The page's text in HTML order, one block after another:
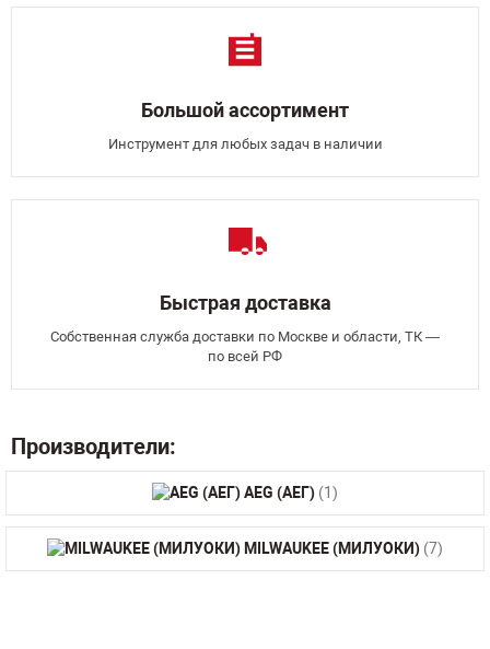
Большой ассортимент
Инструмент для любых задач в наличии
Быстрая доставка
Собственная служба доставки по Москве и области, ТК —
по всей РФ
Производители:
AEG (АЕГ) (1)
MILWAUKEE (МИЛУОКИ) (7)